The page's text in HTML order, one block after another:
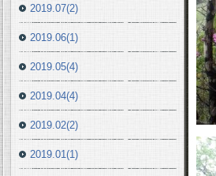
2019.07(2)
2019.06(1)
2019.05(4)
2019.04(4)
2019.02(2)
2019.01(1)